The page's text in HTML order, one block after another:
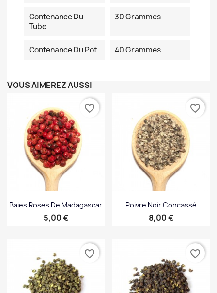
Contenance Du
Tube
30 Grammes
Contenance Du Pot 40 Grammes
VOUS AIMEREZ AUSSI
Baies Roses De Madagascar
Prix
5,00 €
favorite_border
Poivre Noir Concassé
Prix
8,00 €
favorite_border
favorite_border favorite_border